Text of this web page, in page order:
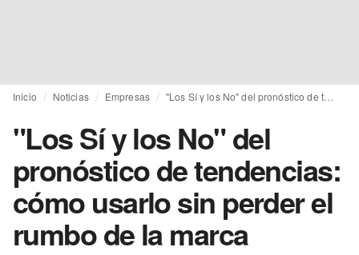
Inicio Noticias Empresas "Los Sí y los No" del pronóstico de tendencias: cómo usarlo sin perder el rumbo de la marca
"Los Sí y los No" del
pronóstico de tendencias:
cómo usarlo sin perder el
rumbo de la marca